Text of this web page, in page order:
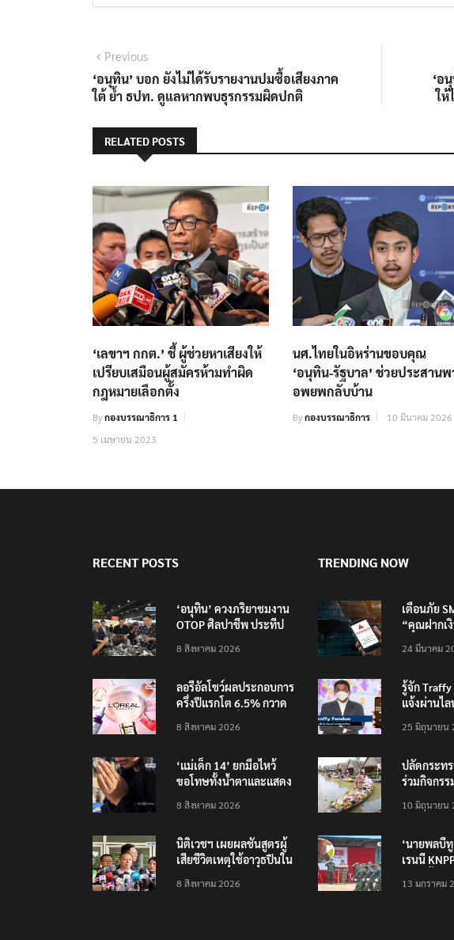
แนะแนว
เรื่อง
PreviousPrevious
post:
‘อนุทิน’ บอก ยังไม่ได้รับรายงานปมซื้อเสียงภาค
ใต้ ย้ำ ธปท. ดูแลหากพบธุรกรรมผิดปกติ
‘อ
ให้
RELATED POSTS
‘เลขาฯ กกต.’ ชี้ ผู้ช่วยหาเสียงให้
เปรียบเสมือนผู้สมัครห้ามทำผิด
กฎหมายเลือกตั้ง
Byกองบรรณาธิการ 1
5 เมษายน 2023
นศ.ไทยในอิหร่านขอบคุณ
‘อนุทิน-รัฐบาล’ ช่วยประสานพ
อพยพกลับบ้าน
Byกองบรรณาธิการ 10 มีนาคม 2026
RECENT POSTS
‘อนุทิน’ ควงภริยาชมงาน
OTOP ศิลปาชีพ ประทีป
8 สิงหาคม 2026
ลอรีอัลโชว์ผลประกอบการ
ครึ่งปีแรกโต 6.5% กวาด
คว้าไลเซนส์ ‘กุชชี่’ 50 ปี
ตลาดไทย
8 สิงหาคม 2026
‘แม่เด็ก 14’ ยกมือไหว้
ขอโทษทั้งน้ำตาและแสดง
เสียชีวิต
8 สิงหาคม 2026
นิติเวชฯ เผยผลชันสูตรผู้
เสียชีวิตเหตุใช้อาวุธปืนใน
จุดสำคัญทั้งหมด
8 สิงหาคม 2026
TRENDING NOW
เตือนภัย
“คุณฝากเ
200,000 บ
24 มีนาคม
รู้จัก
แจ้งผ่านไ
ทั่วไทย ไม่ใ
25 มิถุนายน
ปลัดกระท
ร่วมกิจกรร
ตักบาตรท
10 มิถุนายน
‘นายพลบี
เรนนี
ประชาชนต้
13 มกราคม